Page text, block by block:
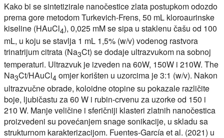
Kako bi se sintetizirale nanočestice zlata postupkom odozdo
prema gore metodom Turkevich-Frens, 50 mL kloroaurinske
kiseline (HAuCl4), 0,025 mM se sipa u staklenu čašu od 100
mL, u koju se stavlja 1 mL 1,5% (w/v) vodenog rastvora
trinatrijum citrata (Na3Ct) se dodaje ultrazvukom na sobnoj
temperaturi. Ultrazvuk je izveden na 60W, 150W i 210W. The
Na3Ct/HAuCl4 omjer korišten u uzorcima je 3:1 (w/v). Nakon
ultrazvučne obrade, koloidne otopine su pokazale različite
boje, ljubičastu za 60 W i rubin-crvenu za uzorke od 150 i
210 W. Manje veličine i sferičniji klasteri zlatnih nanočestica
proizvedeni su povećanjem snage sonikacije, u skladu sa
strukturnom karakterizacijom. Fuentes-García et al. (2021) u